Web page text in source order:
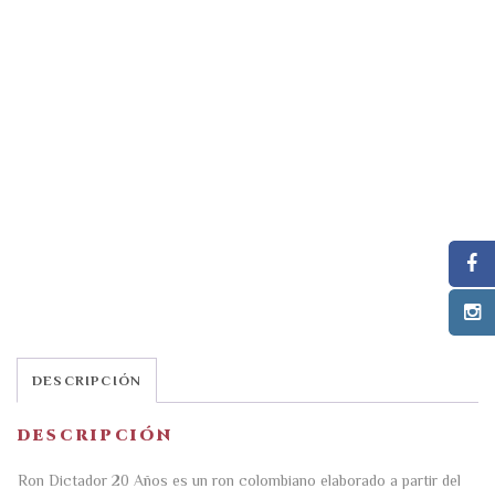
DESCRIPCIÓN
DESCRIPCIÓN
Ron Dictador 20 Años es un ron colombiano elaborado a partir del